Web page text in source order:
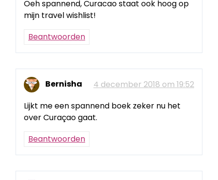
Oeh spannend, Curacao staat ook hoog op
mijn travel wishlist!
Beantwoorden
Bernisha
4 december 2018 om 19:52
Lijkt me een spannend boek zeker nu het
over Curaçao gaat.
Beantwoorden